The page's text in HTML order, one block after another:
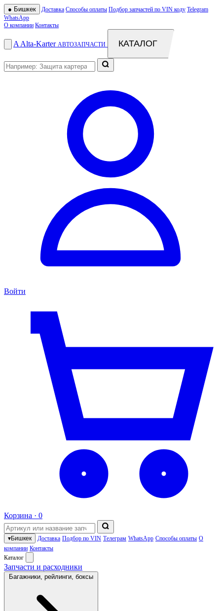
● Бишкек Доставка Способы оплаты Подбор запчастей по VIN коду Telegram
WhatsApp
О компании Контакты
A Alta-Karter АВТОЗАПЧАСТИ КАТАЛОГ
Войти
Корзина · 0
▾Бишкек Доставка Подбор по VIN Телеграм WhatsApp Способы оплаты О
компании Контакты
Каталог
Запчасти и расходники
Багажники, рейлинги, боксы